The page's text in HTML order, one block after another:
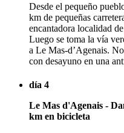
Desde el pequeño
km de pequeñas
encantadora localidad
Luego se toma la vía
a Le Mas-d’Agenais.
con desayuno en una
día 4
Le Mas d'Agenais -
km en bicicleta